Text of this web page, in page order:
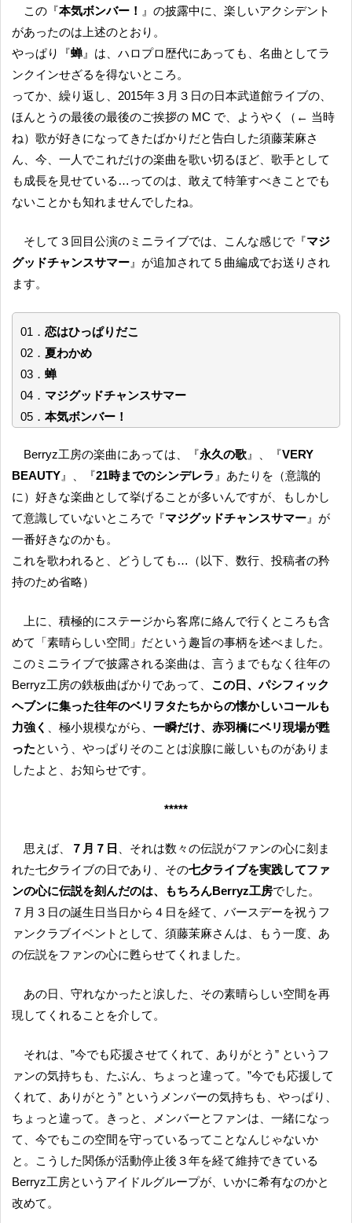
この『本気ボンバー！ 』の披露中に、楽しいアクシデント
があったのは上述のとおり。
やっぱり『蝉』は、ハロプロ歴代にあっても、名曲としてラ
ンクインせざるを得ないところ。
ってか、繰り返し、2015年３月３日の日本武道館ライブの、
ほんとうの最後の最後のご挨拶の MC で、ようやく（← 当時
ね）歌が好きになってきたばかりだと告白した須藤茉麻さ
ん、今、一人でこれだけの楽曲を歌い切るほど、歌手として
も成長を見せている…ってのは、敢えて特筆すべきことでも
ないことかも知れませんでしたね。
そして３回目公演のミニライブでは、こんな感じで『マジ
グッドチャンスサマー 』が追加されて５曲編成でお送りされ
ます。
01． 恋はひっぱりだこ
02． 夏わかめ
03． 蝉
04． マジグッドチャンスサマー
05． 本気ボンバー！
Berryz工房の楽曲にあっては、『永久の歌 』、『VERY
BEAUTY 』、『21時までのシンデレラ 』あたりを（意識的
に）好きな楽曲として挙げることが多いんですが、もしかし
て意識していないところで『マジグッドチャンスサマー 』が
一番好きなのかも。
これを歌われると、どうしても…（以下、数行、投稿者の矜
持のため省略）
上に、積極的にステージから客席に絡んで行くところも含
めて「素晴らしい空間」だという趣旨の事柄を述べました。
このミニライブで披露される楽曲は、言うまでもなく往年の
Berryz工房の鉄板曲ばかりであって、 この日、パシフィック
ヘブンに集った往年のベリヲタたちからの懐かしいコールも
力強く
、極小規模ながら、 一瞬だけ、赤羽橋にベリ現場が甦
ったという、やっぱりそのことは涙腺に厳しいものがありま
したよと、お知らせです。
*****
思えば、 ７月７日
、それは数々の伝説がファンの心に刻ま
れた七夕ライブの日であり、その七夕ライブを実践してファ
ンの心に伝説を刻んだのは、もちろんBerryz工房でした。
７月３日の誕生日当日から４日を経て、バースデーを祝うフ
ァンクラブイベントとして、須藤茉麻さんは、もう一度、あ
の伝説をファンの心に甦らせてくれました。
あの日、守れなかったと涙した、その素晴らしい空間を再
現してくれることを介して。
それは、”今でも応援させてくれて、ありがとう” というフ
ァンの気持ちも、たぶん、ちょっと違って。”今でも応援して
くれて、ありがとう” というメンバーの気持ちも、やっぱり、
ちょっと違って。きっと、メンバーとファンは、一緒になっ
て、今でもこの空間を守っているってことなんじゃないか
と。こうした関係が活動停止後３年を経て維持できている
Berryz工房というアイドルグループが、いかに希有なのかと
改めて。